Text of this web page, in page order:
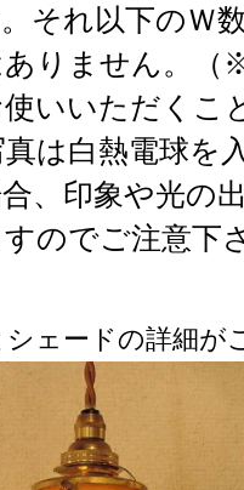
それ以下のＷ
りません。（
いいただくこ
は白熱電球を
、印象や光の
のでご注意下
ェードの詳細が